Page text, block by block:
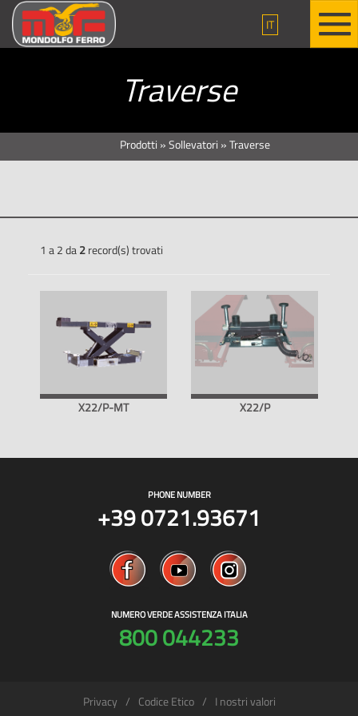
IT
Traverse
Prodotti »Sollevatori »Traverse
1 a 2 da2record(s) trovati
X22/P-MT X22/P
PHONE NUMBER
+39 0721.93671
NUMERO VERDE ASSISTENZA ITALIA
800 044233
Privacy Codice Etico I nostri valori